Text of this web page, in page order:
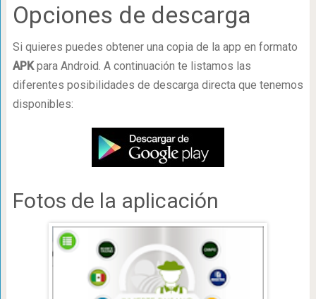
Opciones de descarga
Si quieres puedes obtener una copia de la app en formato
APKpara Android. A continuación te listamos las
diferentes posibilidades de descarga directa que tenemos
disponibles:
Fotos de la aplicación